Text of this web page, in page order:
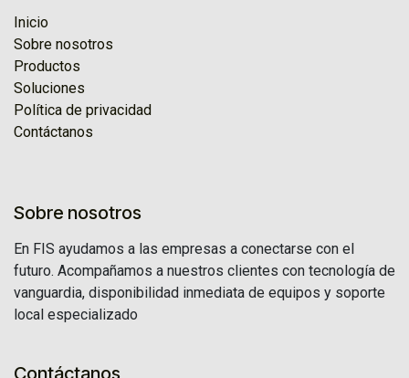
Inicio
Sobre nosotros
Productos
Soluciones
Política de privacidad
Contáctanos
Sobre nosotros
En FIS ayudamos a las empresas a conectarse con el
futuro. Acompañamos a nuestros clientes con tecnología de
vanguardia, disponibilidad inmediata de equipos y soporte
local especializado